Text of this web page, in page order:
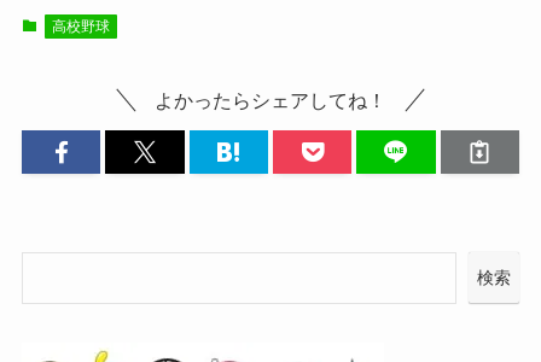
高校野球
よかったらシェアしてね！
検索